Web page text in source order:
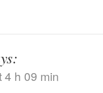
4 h 09 min